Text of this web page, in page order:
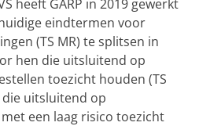
heeft GARP in 2019 gewerkt
eindtermen voor
(TS MR) te splitsen in
hen die uitsluitend op
toezicht houden (TS
die uitsluitend op
een laag risico toezicht